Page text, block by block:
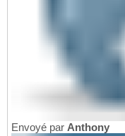
Envoyé par Anthony